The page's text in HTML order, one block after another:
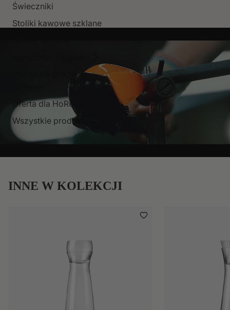
Świeczniki
Stoliki kawowe szklane
Pozostałe produkty
Oferta dla HoReCa
Wszystkie produkty
INNE W KOLEKCJI